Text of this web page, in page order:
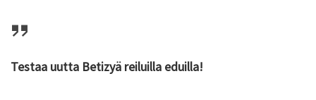
Testaa uutta Betizyä reiluilla eduilla!